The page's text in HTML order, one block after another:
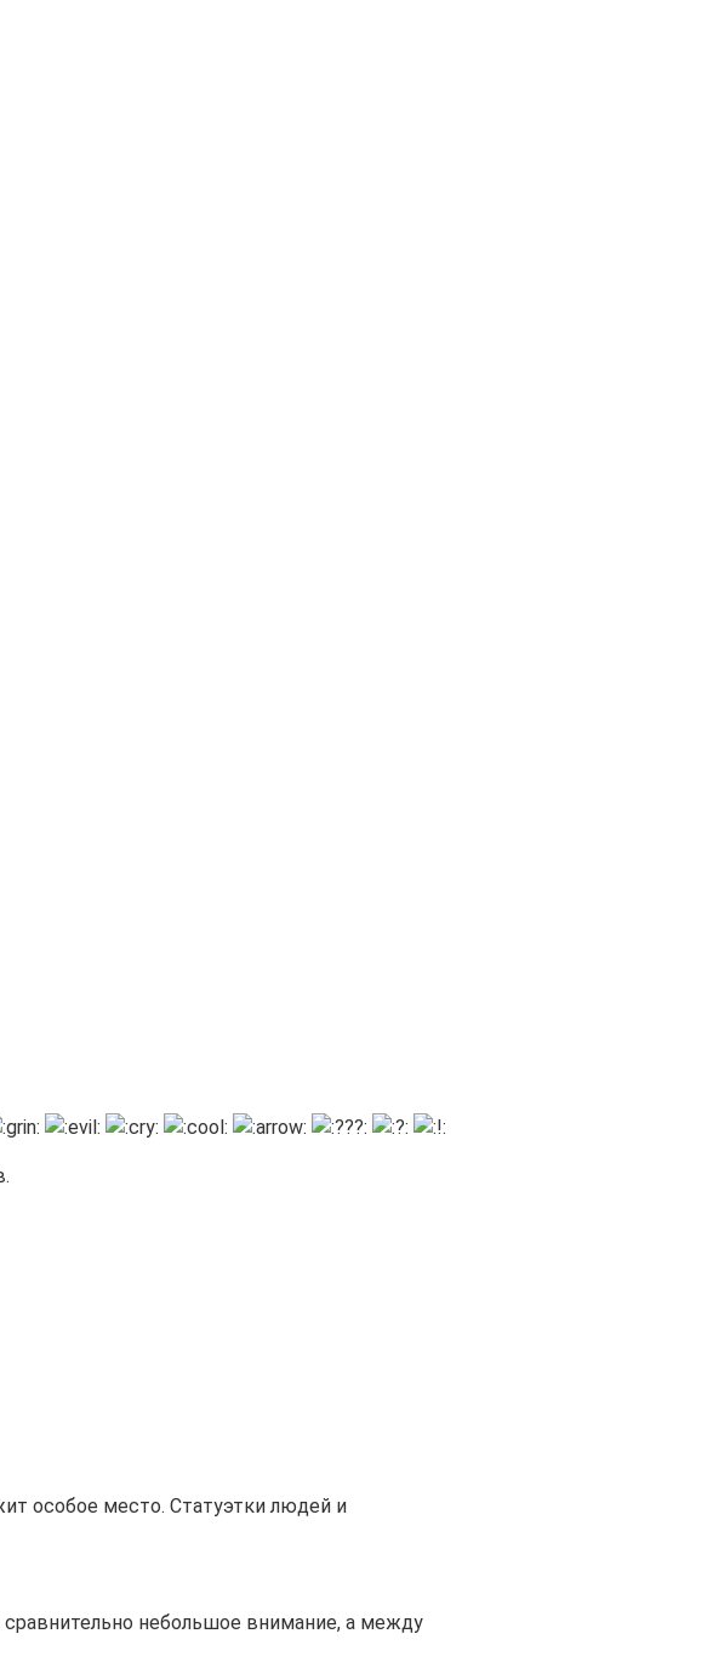
особое место. Статуэтки людей и
сравнительно небольшое внимание, а между